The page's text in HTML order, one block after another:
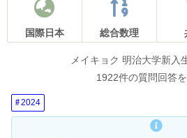
国際日本 総合数理
メイキョク 明治大学新入
1922件の質問回答
2024